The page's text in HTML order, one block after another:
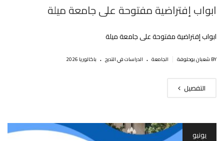
ابواب إفتراضية مفتوحة على جامعة ميلة
ابواب إفتراضية مفتوحة على جامعة ميلة
BY شعبان بوحلوفة الجامعة . الدراسات في التدرج . باكالوريا 2026
التفصيل
يونيو